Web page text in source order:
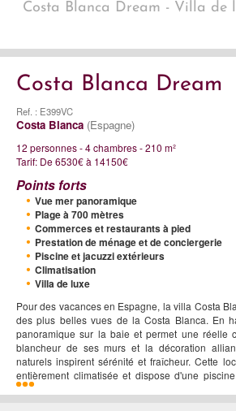
Costa Blanca Dream - Villa de
Costa Blanca Dream
Ref. : E399VC
Costa Blanca (Espagne)
12 personnes - 4 chambres - 210 m²
Tarif: De 6530€ à 14150€
Points forts
Vue mer panoramique
Plage à 700 mètres
Commerces et restaurants à pied
Prestation de ménage et de conciergerie
Piscine et jacuzzi extérieurs
Climatisation
Villa de luxe
Pour des vacances en Espagne, la villa Costa
des plus belles vues de la Costa Blanca. En
panoramique sur la baie et permet une réelle
blancheur de ses murs et la décoration
naturels inspirent sérénité et fraîcheur. Cette
entièrement climatisée et dispose d'une